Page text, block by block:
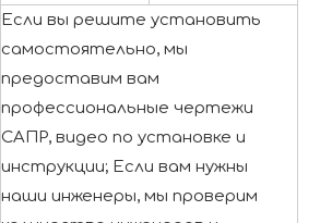
Если вы решите установить
самостоятельно, мы
предоставим вам
профессиональные чертежи
САПР, видео по установке и
инструкции; Если вам нужны
наши инженеры, мы проверим